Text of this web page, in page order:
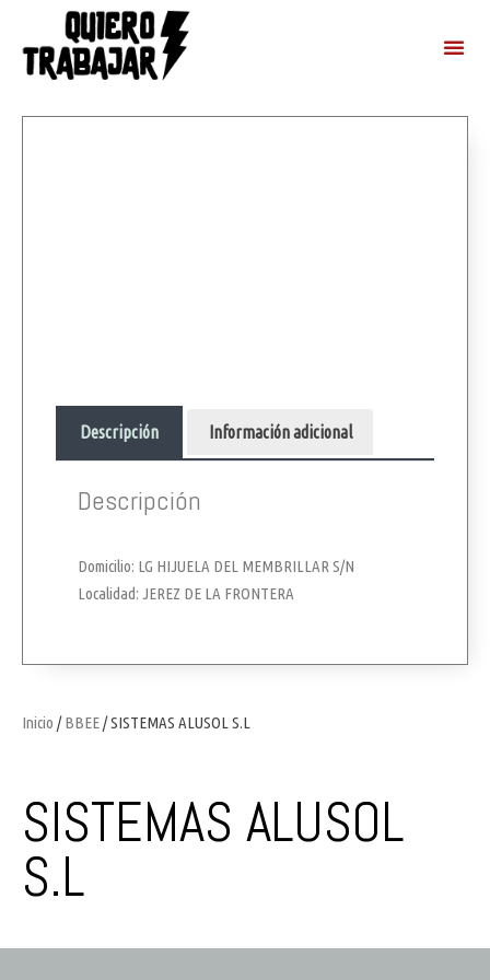
Inicio /BBEE/ SISTEMAS ALUSOL S.L
SISTEMAS ALUSOL
S.L
Descripción Información adicional
Descripción
Domicilio: LG HIJUELA DEL MEMBRILLAR S/N
Localidad: JEREZ DE LA FRONTERA